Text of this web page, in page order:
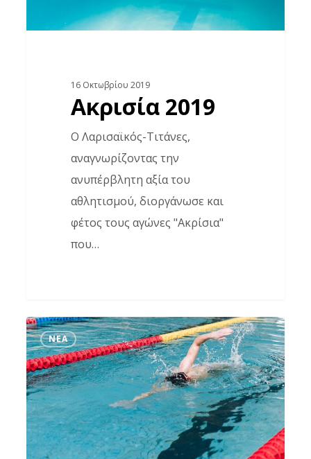
16 Οκτωβρίου 2019
Ακρισία 2019
Ο Λαρισαϊκός-Τιτάνες,
αναγνωρίζοντας την
ανυπέρβλητη αξία του
αθλητισμού, διοργάνωσε και
φέτος τους αγώνες "Ακρίσια"
που…
Πρόγραμμα
Μαθημάτων
Μικρής
Πισίνας
2019-
2020
ΝΈΑ